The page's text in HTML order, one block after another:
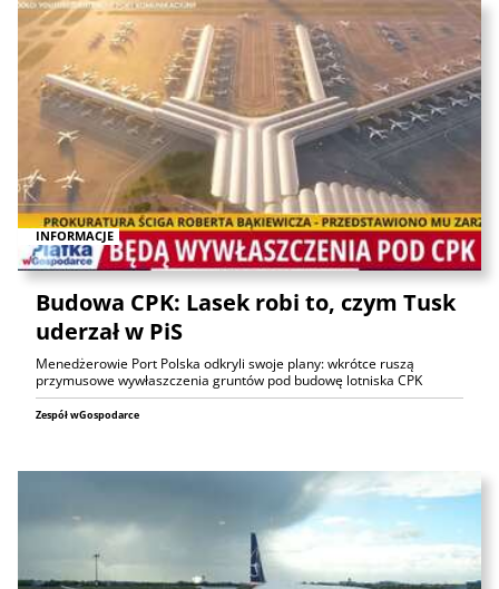
INFORMACJE
Budowa CPK: Lasek robi to, czym Tusk
uderzał w PiS
Menedżerowie Port Polska odkryli swoje plany: wkrótce ruszą
przymusowe wywłaszczenia gruntów pod budowę lotniska CPK
Zespół wGospodarce